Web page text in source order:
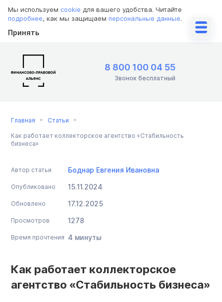
Мы используем cookie для вашего удобства. Читайте
подробнее, как мы защищаем персональные данные.
Принять
8 800 100 04 55
Звонок бесплатный
Главная Статьи
Как работает коллекторское агентство «Стабильность
бизнеса»
Автор статьи Боднар Евгения Ивановна
Опубликовано 15.11.2024
Обновлено 17.12.2025
Просмотров 1278
Время прочтения 4 минуты
Как работает коллекторское
агентство «Стабильность бизнеса»